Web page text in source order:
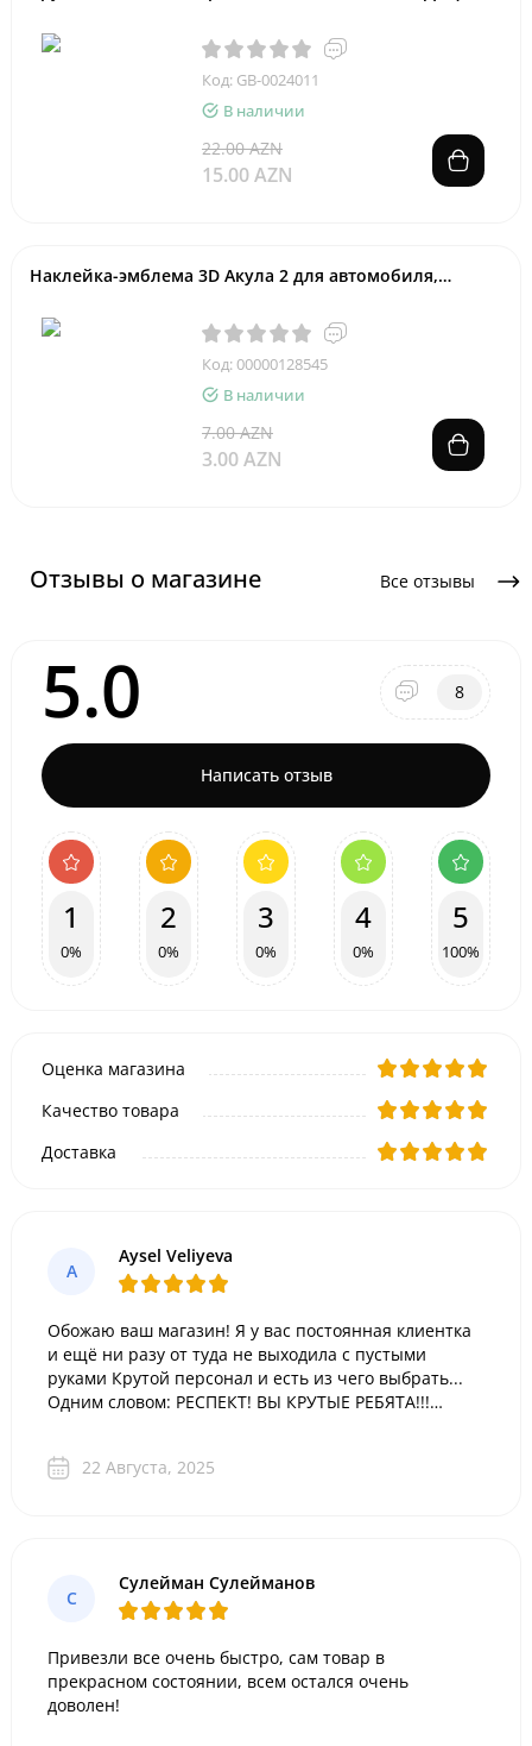
Код: GB-0024011
В наличии
22.00 AZN
15.00 AZN
Наклейка-эмблема 3D Акула 2 для автомобиля,
Код: 00000128545
В наличии
7.00 AZN
3.00 AZN
Отзывы о магазине Все отзывы
5.0 8
Написать отзыв
1
0%
2
0%
3
0%
4
0%
5
100%
Оценка магазина
Качество товара
Доставка
A
Aysel Veliyeva
Обожаю ваш магазин! Я у вас постоянная клиентка
и ещё ни разу от туда не выходила с пустыми
руками Крутой персонал и есть из чего выбрать...
Одним словом: РЕСПЕКТ! ВЫ КРУТЫЕ РЕБЯТА!!!
22 Августа, 2025
С
Сулейман Сулейманов
Привезли все очень быстро, сам товар в
прекрасном состоянии, всем остался очень
доволен!